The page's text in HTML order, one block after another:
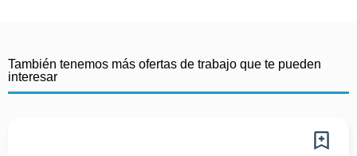
También tenemos más ofertas de trabajo que te pueden
interesar